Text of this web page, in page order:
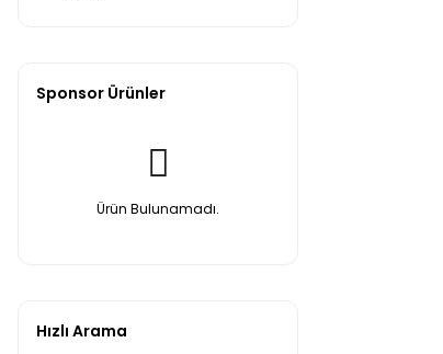
Sponsor Ürünler
Ürün Bulunamadı.
Hızlı Arama